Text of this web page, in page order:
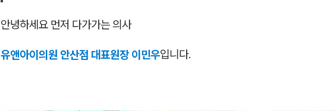
안녕하세요 먼저 다가가는 의사
유앤아이의원 안산점 대표원장 이민우입니다.